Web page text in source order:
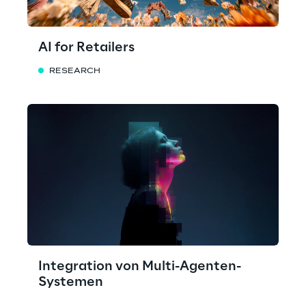
AI for Retailers
RESEARCH
Integration von Multi-Agenten-
Systemen